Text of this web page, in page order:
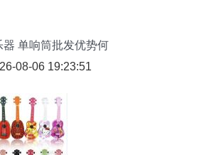
单响筒批发优势何
在？08-06 19:23:51